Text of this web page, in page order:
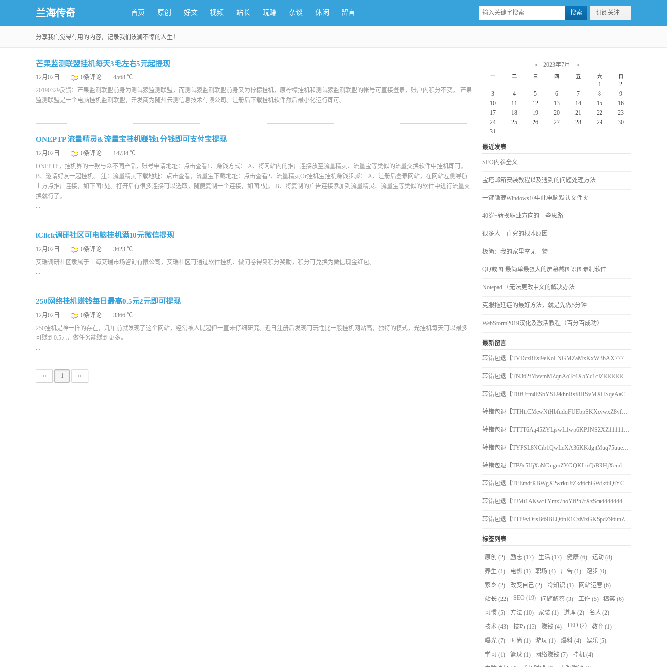
兰海传奇 首页 原创 好文 视频 站长 玩赚 杂谈 休闲 留言 订阅关注
分享我们觉得有用的内容，记录我们波澜不惊的人生！
芒果监测联盟挂机每天3毛左右5元起提现
12月02日 0条评论
4568 ℃
20190329反馈：芒果监测联盟前身为测试猿监测联盟，而测试猿监测联盟前身又为柠檬挂机，原柠檬挂机和测试猿监测联盟的帐号可直接登录，账户内积分不变。 芒果
监测联盟是一个电脑挂机监测联盟，开发商为随州云测信息技术有限公司。注册后下载挂机软件然后最小化运行即可。
...
ONEPTP 流量精灵&流量宝挂机赚钱1分钱即可支付宝提现
12月02日 0条评论
14734 ℃
ONEPTP，挂机界的一款与众不同产品，账号申请地址：点击查看1、赚钱方式： A、将网站内的推广连接放至流量精灵、流量宝等类似的流量交换软件中挂机即可。
B、邀请好友一起挂机。 注：流量精灵下载地址：点击查看，流量宝下载地址：点击查看2、流量精灵Or挂机宝挂机赚钱步骤： A、注册后登录网站，在网站左侧导航
上方点推广连接，如下图1处。打开后有很多连接可以选取，随便复制一个连接，如图2处。 B、将复制的广告连接添加到流量精灵、流量宝等类似的软件中进行流量交
换就行了。
...
iClick调研社区可电脑挂机满10元微信提现
12月02日 0条评论
3623 ℃
艾瑞调研社区隶属于上海艾瑞市场咨询有限公司，艾瑞社区可通过软件挂机、做问卷得到积分奖励，积分可兑换为微信现金红包。
...
250网络挂机赚钱每日最高0.5元2元即可提现
12月02日 0条评论
3366 ℃
250挂机是神一样的存在，几年前就发现了这个网站，经常被人提起但一直未仔细研究。近日注册后发现可玩性比一般挂机网站高，独特的模式，光挂机每天可以最多
可赚到0.5元，做任务能赚到更多。
...
‹‹ 1 ››
« 2023年7月 »
一 二 三 四 五 六 日
1
2
3
4 5 6 7 8
9
10
11 12 13 14 15
16
17
18 19 20 21 22
23
24
25 26 27 28 29
30
31
最近发表
SEO内参全文
宝塔邮箱安装教程以及遇到的问题处理方法
一键隐藏Windows10中此电脑默认文件夹
40岁+转换职业方向的一些思路
很多人一直穷的根本原因
极简：我的家里空无一物
QQ截图-最简单最强大的屏幕截图识图录制软件
Notepad++无法更改中文的解决办法
克服拖延症的最好方法，就是先做5分钟
WebStorm2019汉化及激活教程（百分百成功）
最新留言
转错包退【TVDczREsi9eKoLNGMZaMxKxWBbAX777777】客服TeleGram:【@TrxEm】
转错包退【TN362fMvvmMZqnAoTc4X5Yc1cJZRRRRRRR】客服TeleGram:【@TrxEm】
转错包退【TRfUrmdESbYSL9khnRsf8HSvMXHSqeAaCr】客服TeleGram:【@TrxEm】
转错包退【TTHtrCMewNtHbfudqFUEbpSKXcvwxZ8yfR】客服TeleGram:【@TrxEm】
转错包退【TTTT6Aq45ZYLjswL1wp6KPJNSZXZ111111】客服TeleGram:【@TrxEm】
转错包退【TYPSL8NCib1QwLeXA36KKdgjtMuq75uuen】客服TeleGram:【@TrxEm】
转错包退【TB9c5UjXaNGugmZYGQKLteQiBRHjXcndCo】客服TeleGram:【@TrxEm】
转错包退【TEEmdrKBWgX2wrkuJtZkd6chGWfk6iQiYC】客服TeleGram:【@TrxEm】
转错包退【TJMt1AKwcTYmx7hoYfPh7tXzScu4444444】客服TeleGram:【@TrxEm】
转错包退【TTP9vDusB69BLQ6nR1CzMzGKSpdZ96unZU】客服TeleGram:【@TrxEm】
标签列表
原创 (2) 励志 (17) 生活 (17) 健康 (6) 运动 (8)
养生 (1) 电影 (1) 职场 (4) 广告 (1) 跑步 (0)
家乡 (2) 改变自己 (2) 冷知识 (1) 网站运营 (6)
站长 (22) SEO (19) 问题解答 (3) 工作 (5) 搞笑 (6)
习惯 (5) 方法 (10) 家装 (1) 道理 (2) 名人 (2)
技术 (43) 技巧 (13) 赚钱 (4) TED (2) 教育 (1)
曝光 (7) 时尚 (1) 游玩 (1) 爆料 (4) 娱乐 (5)
学习 (1) 篮球 (1) 网络赚钱 (7) 挂机 (4)